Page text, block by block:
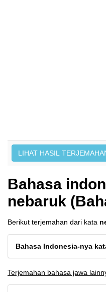
Bahasa
nebaruk
Berikut terjemahan dari kata
Bahasa Indonesia-nya
Terjemahan bahasa jawa